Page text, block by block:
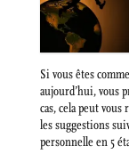
Si vous êtes
aujourd’hui, vous
cas, cela peut
les suggestions
personnelle en 5